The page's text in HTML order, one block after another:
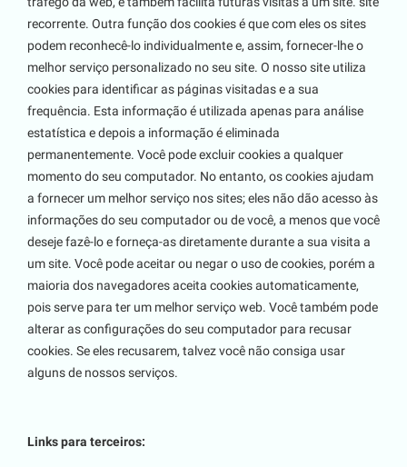
recorrente. Outra função dos cookies é que com eles os sites
podem reconhecê-lo individualmente e, assim, fornecer-lhe o
melhor serviço personalizado no seu site. O nosso site utiliza
cookies para identificar as páginas visitadas e a sua
frequência. Esta informação é utilizada apenas para análise
estatística e depois a informação é eliminada
permanentemente. Você pode excluir cookies a qualquer
momento do seu computador. No entanto, os cookies ajudam
a fornecer um melhor serviço nos sites; eles não dão acesso às
informações do seu computador ou de você, a menos que você
deseje fazê-lo e forneça-as diretamente durante a sua visita a
um site. Você pode aceitar ou negar o uso de cookies, porém a
maioria dos navegadores aceita cookies automaticamente,
pois serve para ter um melhor serviço web. Você também pode
alterar as configurações do seu computador para recusar
cookies. Se eles recusarem, talvez você não consiga usar
alguns de nossos serviços.
Links para terceiros: